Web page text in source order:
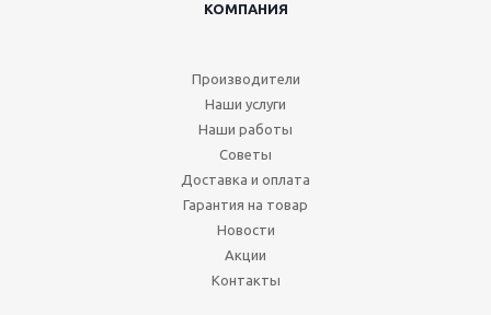
КОМПАНИЯ
Производители
Наши услуги
Наши работы
Советы
Доставка и оплата
Гарантия на товар
Новости
Акции
Контакты